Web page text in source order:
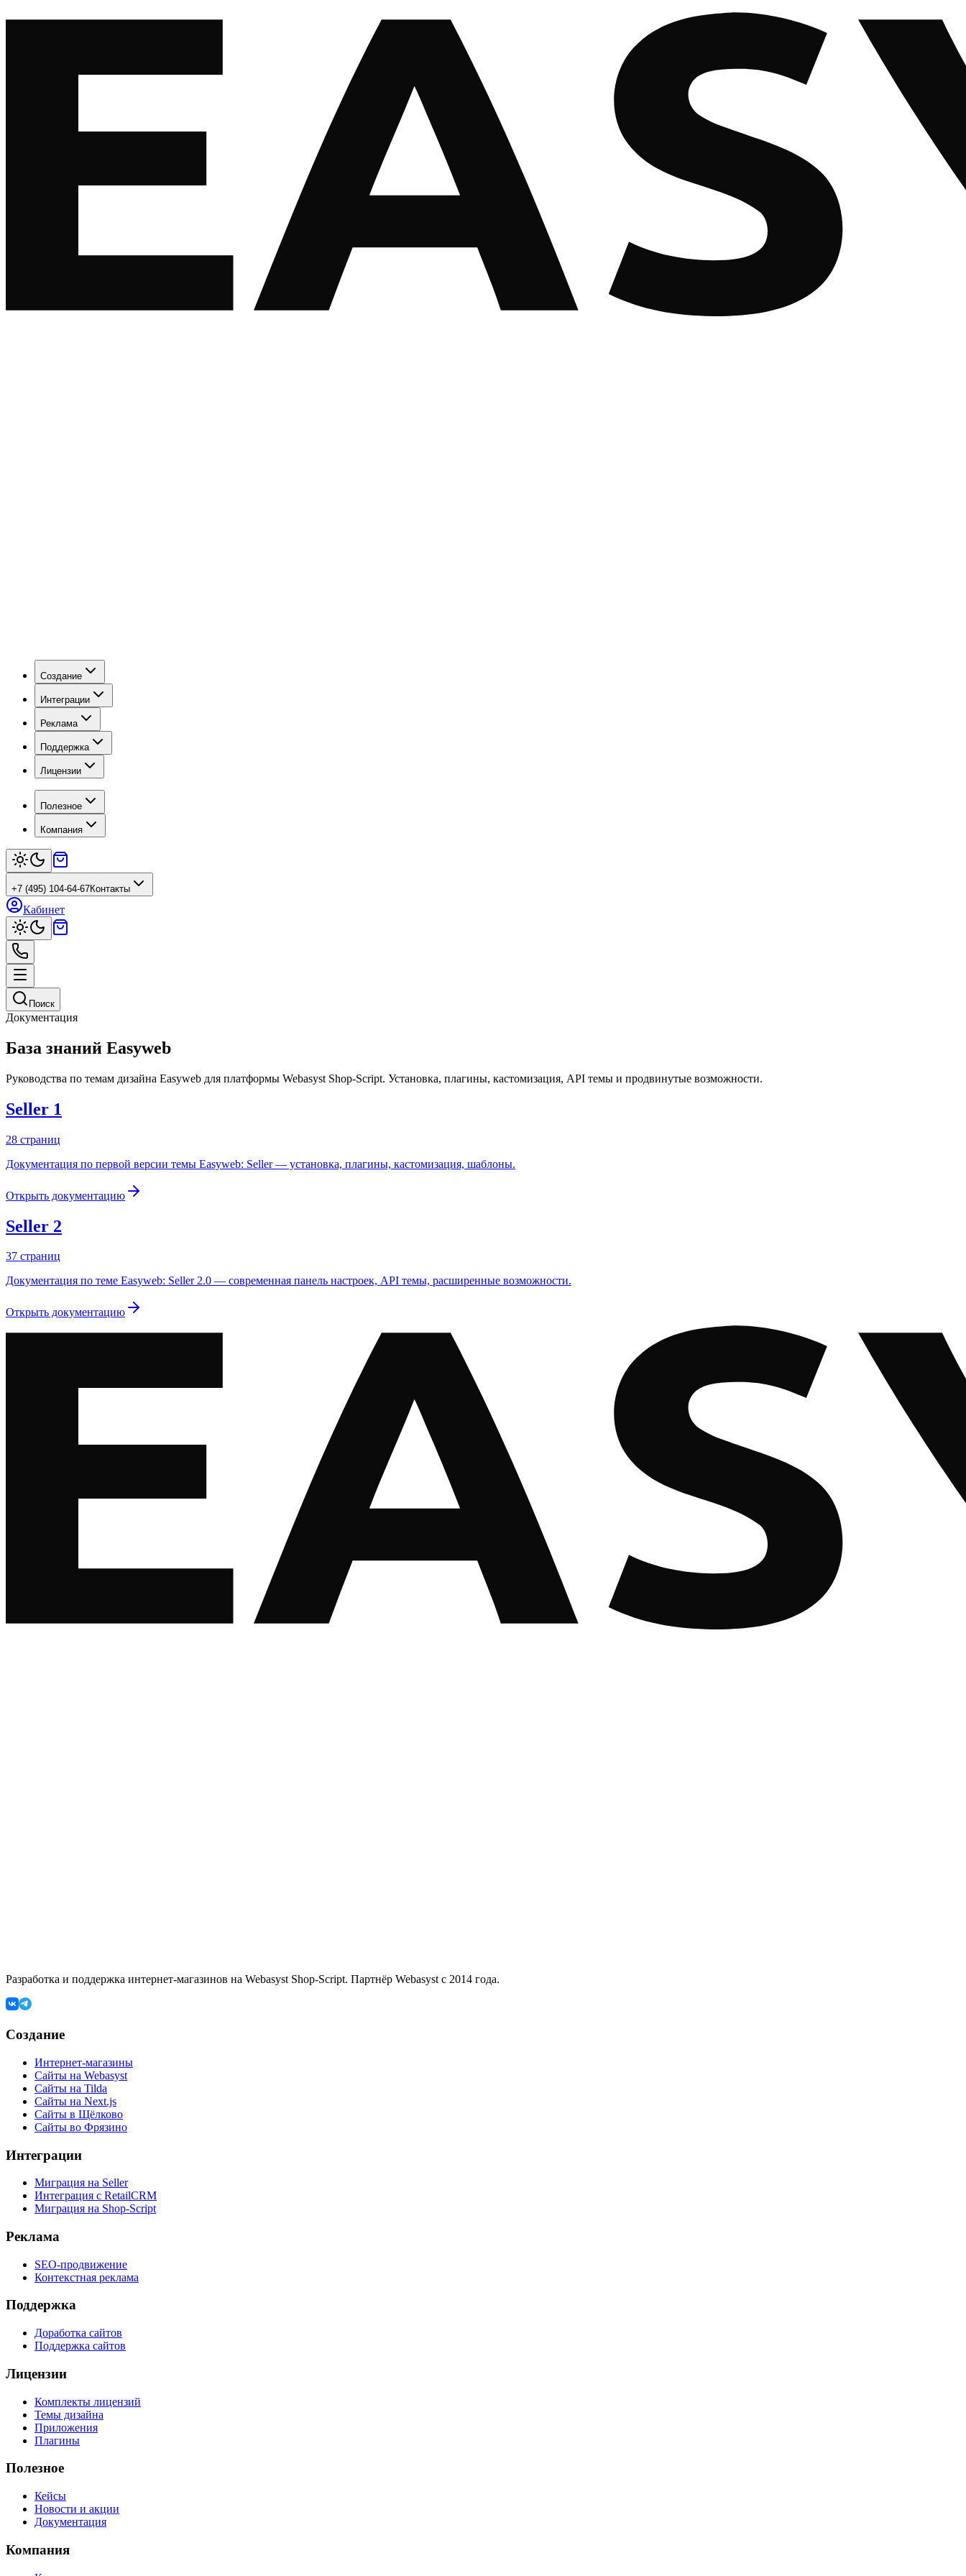
Создание
Интеграции
Реклама
Поддержка
Лицензии
Полезное
Компания
+7 (495) 104-64-67Контакты
Кабинет
Поиск
Документация
База знаний Easyweb
Руководства по темам дизайна Easyweb для платформы Webasyst Shop-Script. Установка, плагины, кастомизация, API темы и продвинутые возможности.
Seller 1
28 страниц
Документация по первой версии темы Easyweb: Seller — установка, плагины, кастомизация, шаблоны.
Открыть документацию
Seller 2
37 страниц
Документация по теме Easyweb: Seller 2.0 — современная панель настроек, API темы, расширенные возможности.
Открыть документацию
Разработка и поддержка интернет-магазинов на Webasyst Shop-Script. Партнёр Webasyst с 2014 года.
Создание
Интернет-магазины
Сайты на Webasyst
Сайты на Tilda
Сайты на Next.js
Сайты в Щёлково
Сайты во Фрязино
Интеграции
Миграция на Seller
Интеграция с RetailCRM
Миграция на Shop-Script
Реклама
SEO-продвижение
Контекстная реклама
Поддержка
Доработка сайтов
Поддержка сайтов
Лицензии
Комплекты лицензий
Темы дизайна
Приложения
Плагины
Полезное
Кейсы
Новости и акции
Документация
Компания